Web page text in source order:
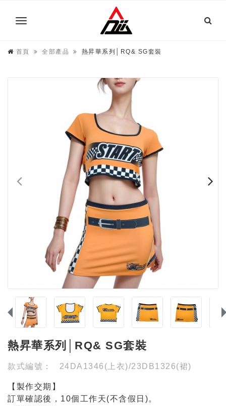
首頁 全部產品 熱昇華系列│RQ& SG套裝
熱昇華系列│RQ& SG套裝
款式編號： 24DA1346(上衣)/23DB1326(裙)
【製作交期】
訂單確認後，10個工作天(不含假日)。